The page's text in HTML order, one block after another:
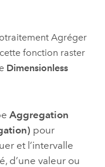
Agréger
fonction raster
Dimensionless
Aggregation
pour
et l’intervalle
d’une valeur ou